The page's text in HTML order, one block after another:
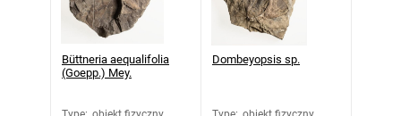
Büttneria aequalifolia
(Goepp.) Mey.
Dombeyopsis sp.